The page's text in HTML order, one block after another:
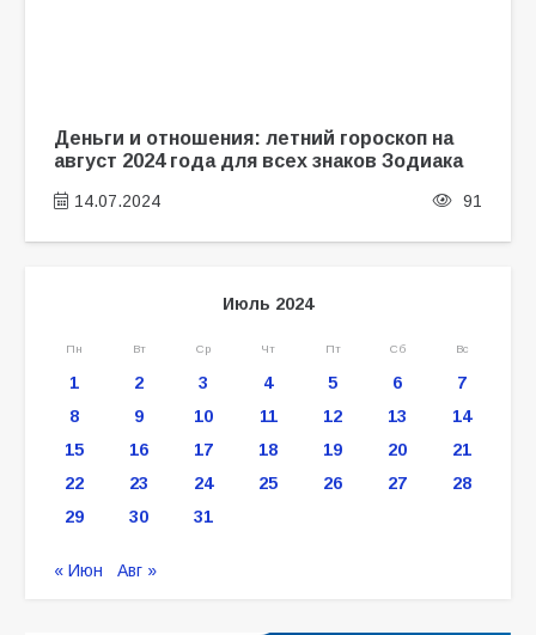
Деньги и отношения: летний гороскоп на
август 2024 года для всех знаков Зодиака
14.07.2024 91
Июль 2024
Пн Вт Ср Чт Пт Сб Вс
1 2 3 4 5 6
7
8
9 10 11 12 13
14
15
16 17 18 19 20
21
22
23 24 25 26 27
28
29
30 31
« Июн Авг »